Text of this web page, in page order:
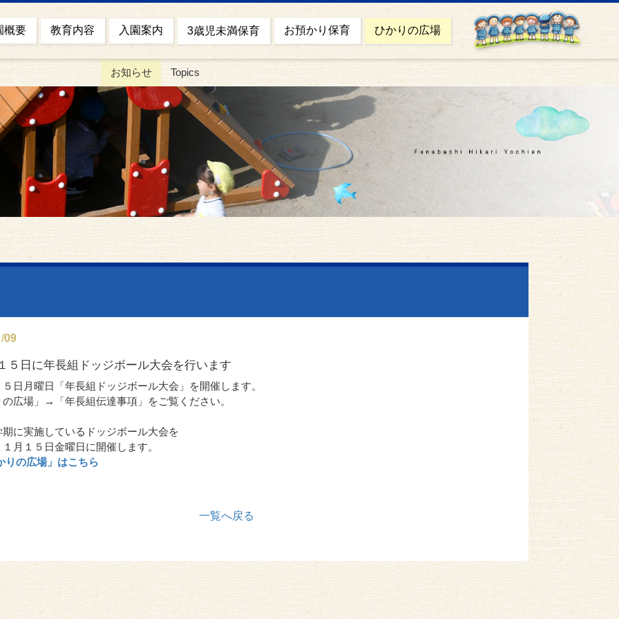
概要 教育内容 入園案内 3歳児未満保育 お預かり保育 ひかりの広場
お知らせ Topics
09
５日に年長組ドッジボール大会を行います
日月曜日「年長組ドッジボール大会」を開催します。
広場」→「年長組伝達事項」をご覧ください。
に実施しているドッジボール大会を
月１５日金曜日に開催します。
の広場」はこちら
一覧へ戻る